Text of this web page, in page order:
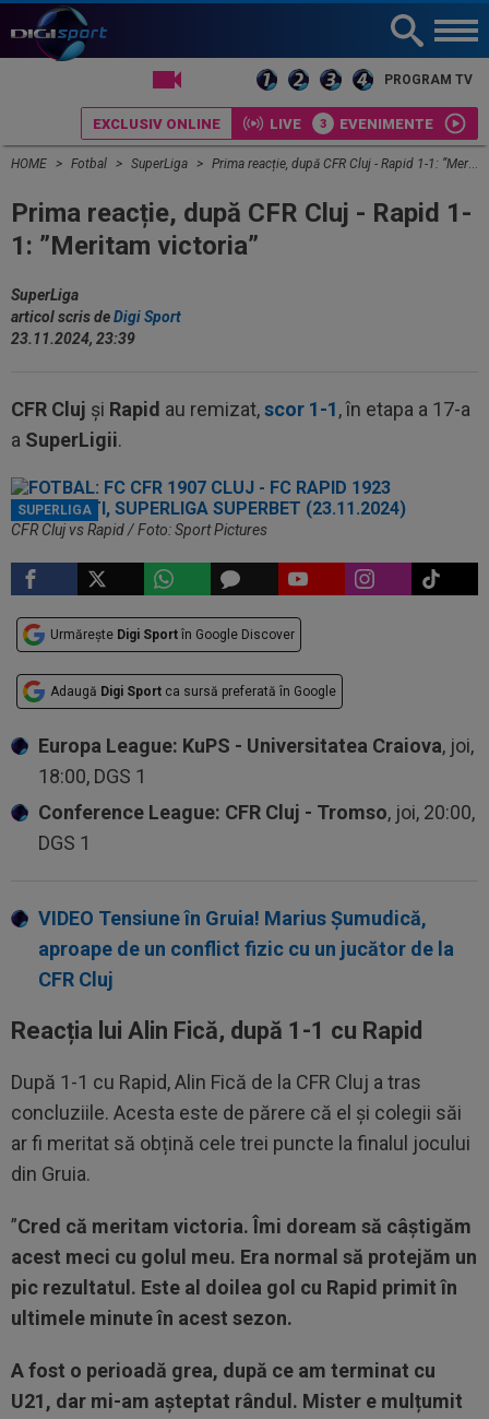
PROGRAM TV
EXCLUSIV ONLINE LIVE EVENIMENTE
HOME Fotbal SuperLiga Prima reacție, după CFR Cluj - Rapid 1-1: ”Meritam victoria”
Prima reacție, după CFR Cluj - Rapid 1-
1: ”Meritam victoria”
SuperLiga
articol scris deDigi Sport
23.11.2024, 23:39
CFR Cluj și Rapid au remizat,scor 1-1, în etapa a 17-a
a SuperLigii.
SUPERLIGA
CFR Cluj vs Rapid / Foto: Sport Pictures
Urmărește Digi Sport în Google Discover
Adaugă Digi Sport ca sursă preferată în Google
Europa League: KuPS - Universitatea Craiova, joi,
18:00, DGS 1
Conference League: CFR Cluj - Tromso, joi, 20:00,
DGS 1
VIDEO Tensiune în Gruia! Marius Șumudică,
aproape de un conflict fizic cu un jucător de la
CFR Cluj
Reacția lui Alin Fică, după 1-1 cu Rapid
După 1-1 cu Rapid, Alin Fică de la CFR Cluj a tras
concluziile. Acesta este de părere că el și colegii săi
ar fi meritat să obțină cele trei puncte la finalul jocului
din Gruia.
”Cred că meritam victoria. Îmi doream să câștigăm
acest meci cu golul meu. Era normal să protejăm un
pic rezultatul. Este al doilea gol cu Rapid primit în
ultimele minute în acest sezon.
A fost o perioadă grea, după ce am terminat cu
U21, dar mi-am așteptat rândul. Mister e mulțumit